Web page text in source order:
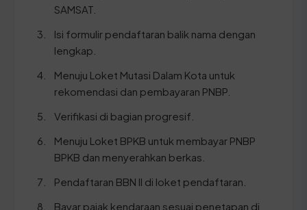
SAMSAT.
Isi formulir pendaftaran balik nama dengan
lengkap.
Menuju Loket Mutasi Dalam Kota untuk
rekomendasi dan pembayaran PNBP.
Verifikasi di bagian progresif.
Menuju Loket BPKB untuk membayar PNBP
BPKB dan menyerahkan berkas.
Pendaftaran BBN II di loket pendaftaran.
Bayar pajak kendaraan sesuai penetapan di